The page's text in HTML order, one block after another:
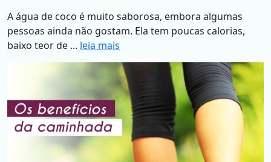
A água de coco é muito saborosa, embora algumas
pessoas ainda não gostam. Ela tem poucas calorias,
baixo teor de ... leia mais